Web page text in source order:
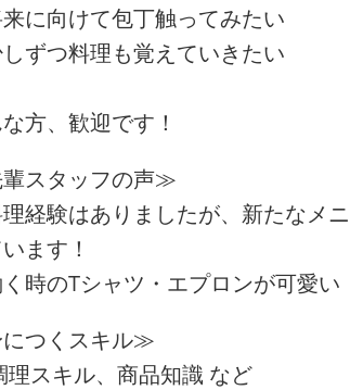
来に向けて包丁触ってみたい
しずつ料理も覚えていきたい
方、歓迎です！
スタッフの声≫
理経験はありましたが、新たなメ
ます！
く時のTシャツ・エプロンが可愛い
つくスキル≫
理スキル、商品知識 など